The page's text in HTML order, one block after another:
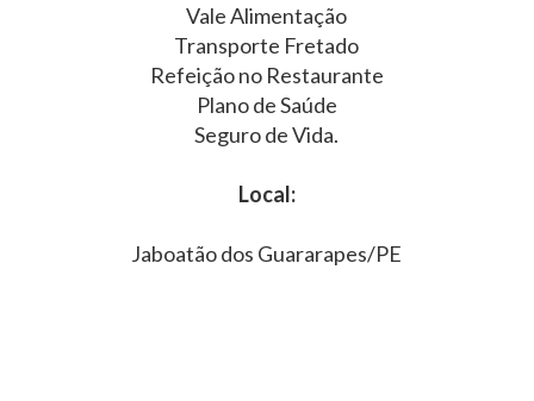
Vale Alimentação
Transporte Fretado
Refeição no Restaurante
Plano de Saúde
Seguro de Vida.
Local:
Jaboatão dos Guararapes/PE